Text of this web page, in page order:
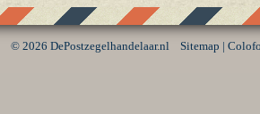
© 2026 DePostzegelhandelaar.nlSitemap |